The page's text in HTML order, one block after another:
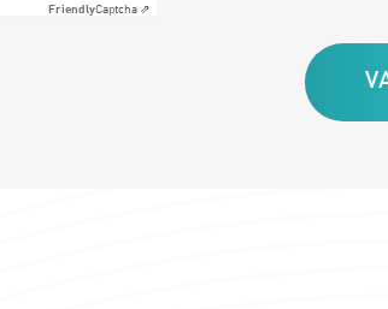
FriendlyCaptcha ⇗